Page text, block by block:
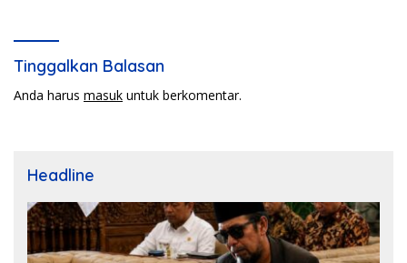
Tinggalkan Balasan
Anda harus masuk untuk berkomentar.
Headline